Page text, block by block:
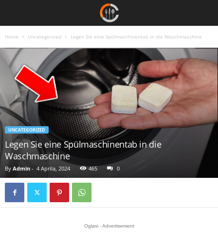
Home Uncategorized Legen Sie eine Spülmaschinentab in die Waschmaschine
UNCATEGORIZED
Legen Sie eine Spülmaschinentab in die
Waschmaschine
By Admin - 4 Aprila, 2024 465 0
Oglasi - Advertisement